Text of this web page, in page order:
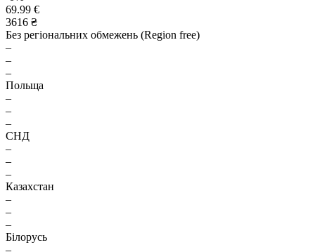
69.99 €
3616 ₴
Без регіональних обмежень (Region free)
–
–
–
Польща
–
–
–
СНД
–
–
–
Казахстан
–
–
–
Білорусь
–